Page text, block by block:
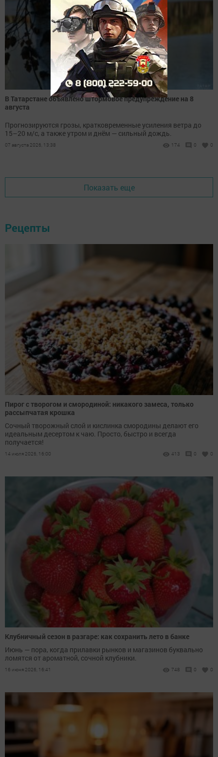
В Татарстане объявлено штормовое предупреждение на 8
августа
Прогнозируются грозы, кратковременные усиления ветра до
15–20 м/с, а также утром и днём — сильный дождь.
07 августа 2026, 13:38 174 0 0
Показать еще
Рецепты
Пирог с творогом и смородиной: никакого замеса, только
рассыпчатая крошка
Сочный творожный слой и кислинка смородины делают его
идеальным десертом к чаю. Просто, быстро и всегда
получается!
14 июля 2026, 16:00 413 0 0
Клубничный сезон в разгаре: как сохранить лето в банке
Июнь — пора, когда прилавки рынков и магазинов буквально
ломятся от ароматной, сочной клубники.
16 июня 2026, 16:41 748 0 0